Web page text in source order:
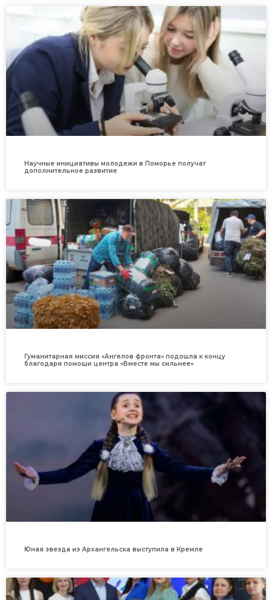
Научные инициативы молодежи в Поморье получат
дополнительное развитие
Гуманитарная миссия «Ангелов фронта» подошла к концу
благодаря помощи центра «Вместе мы сильнее»
Юная звезда из Архангельска выступила в Кремле